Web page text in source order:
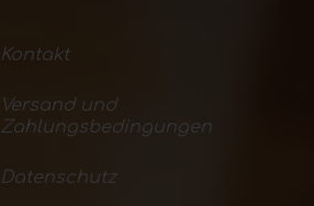
Kontakt
Versand und
Zahlungsbedingungen
Datenschutz